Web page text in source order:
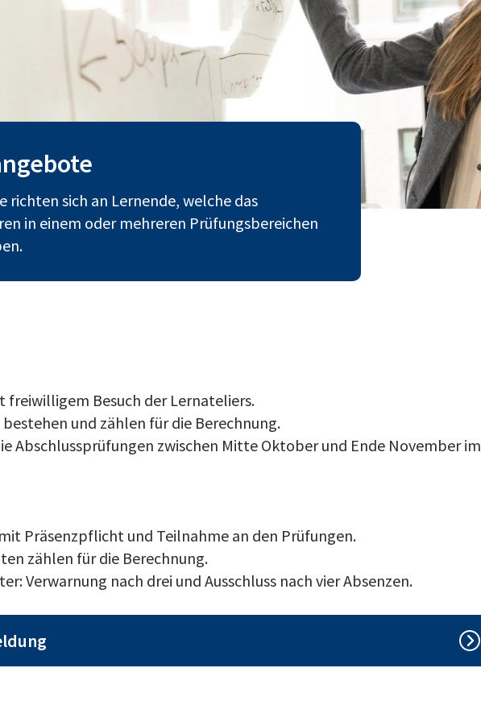
sich an Lernende, welche das
in einem oder mehreren Prüfungsbereichen
Besuch der Lernateliers.
und zählen für die Berechnung.
Abschlussprüfungen zwischen Mitte Oktober und Ende November im
Präsenzpflicht und Teilnahme an den Prüfungen.
zählen für die Berechnung.
Verwarnung nach drei und Ausschluss nach vier Absenzen.